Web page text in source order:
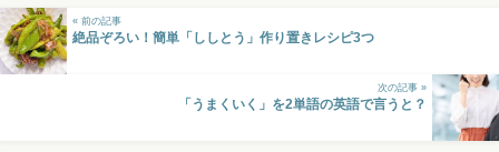
« 前の記事
絶品ぞろい！簡単「ししとう」作り置きレシピ3つ
次の記事 »
「うまくいく」を2単語の英語で言うと？